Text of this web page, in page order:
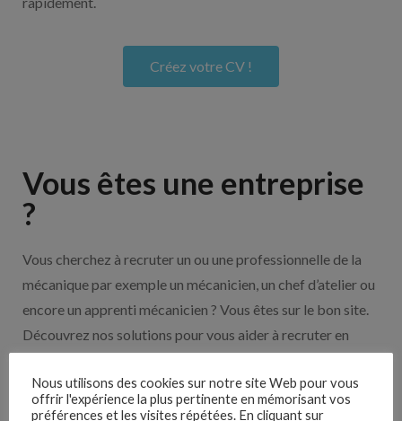
Créez votre CV !
Vous êtes une entreprise
?
Vous cherchez à recruter un ou une professionnelle de la
mécanique par exemple un mécanicien, un chef d’atelier ou
encore un apprenti mécanicien ? Vous êtes sur le bon site.
Découvrez nos solutions pour vous aider à recruter en
Nous utilisons des cookies sur notre site Web pour vous
offrir l'expérience la plus pertinente en mémorisant vos
préférences et les visites répétées. En cliquant sur